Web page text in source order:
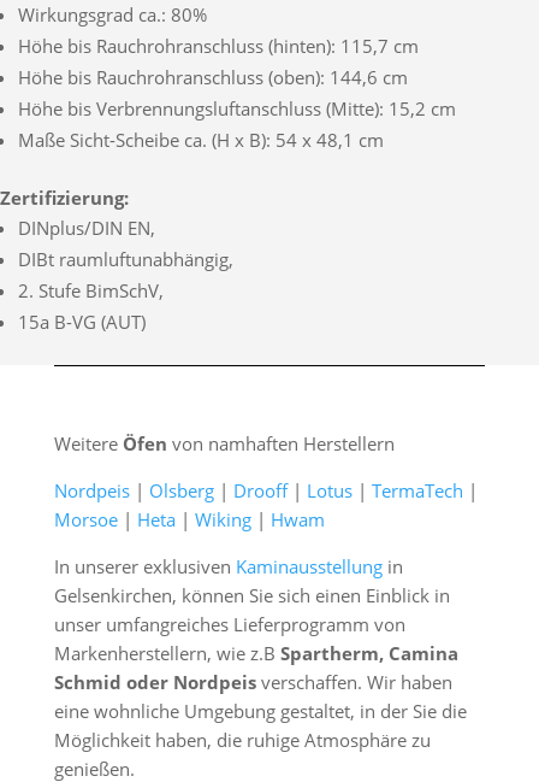
Wirkungsgrad ca.: 80%
Höhe bis Rauchrohranschluss (hinten): 115,7 cm
Höhe bis Rauchrohranschluss (oben): 144,6 cm
Höhe bis Verbrennungsluftanschluss (Mitte): 15,2 cm
Maße Sicht-Scheibe ca. (H x B): 54 x 48,1 cm
Zertifizierung:
DINplus/DIN EN,
DIBt raumluftunabhängig,
2. Stufe BimSchV,
15a B-VG (AUT)
Weitere Öfen von namhaften Herstellern
Nordpeis| Olsberg| Drooff| Lotus| TermaTech |
Morsoe| Heta| Wiking| Hwam
In unserer exklusiven Kaminausstellungin
Gelsenkirchen, können Sie sich einen Einblick in
unser umfangreiches Lieferprogramm von
Markenherstellern, wie z.B Spartherm, Camina
Schmid oder Nordpeisverschaffen. Wir haben
eine wohnliche Umgebung gestaltet, in der Sie die
Möglichkeit haben, die ruhige Atmosphäre zu
genießen.